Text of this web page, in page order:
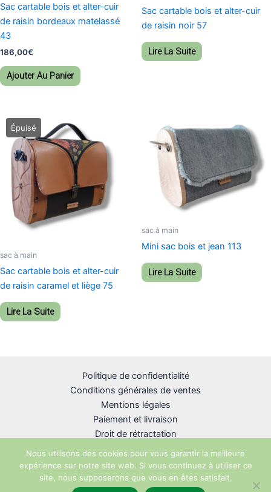
Sac cartable bois et alter-cuir
de raisin bordeaux matelassé
43
186,00€
Ajouter Au Panier
Sac cartable bois et alter-cuir
de raisin noir 57
Lire La Suite
sac à main
Sac cartable bois et alter-cuir
de raisin caramel et liège 75
Lire La Suite
sac à main
Mini sac bois et jean 113
Lire La Suite
Politique de confidentialité
Conditions générales de ventes
Mentions légales
Paiement et livraison
Droit de rétractation
Copyright © 2026 R-unik Création
Nous utilisons des cookies pour vous garantir la meilleure
expérience sur notre site web. Si vous continuez à utiliser ce
site, nous supposerons que vous en êtes satisfait.